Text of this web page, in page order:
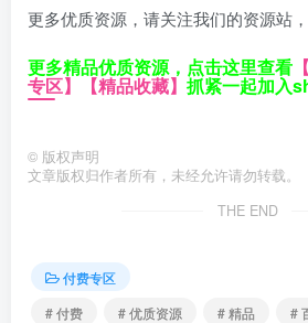
更多优质资源，请关注我们的资源站
更多精品优质资源，点击这里查看
专区】 【精品收藏】 抓紧一起加入
© 版权声明
文章版权归作者所有，未经允许请勿转载。
THE END
付费专区
# 付费
# 优质资源 # 精品 #